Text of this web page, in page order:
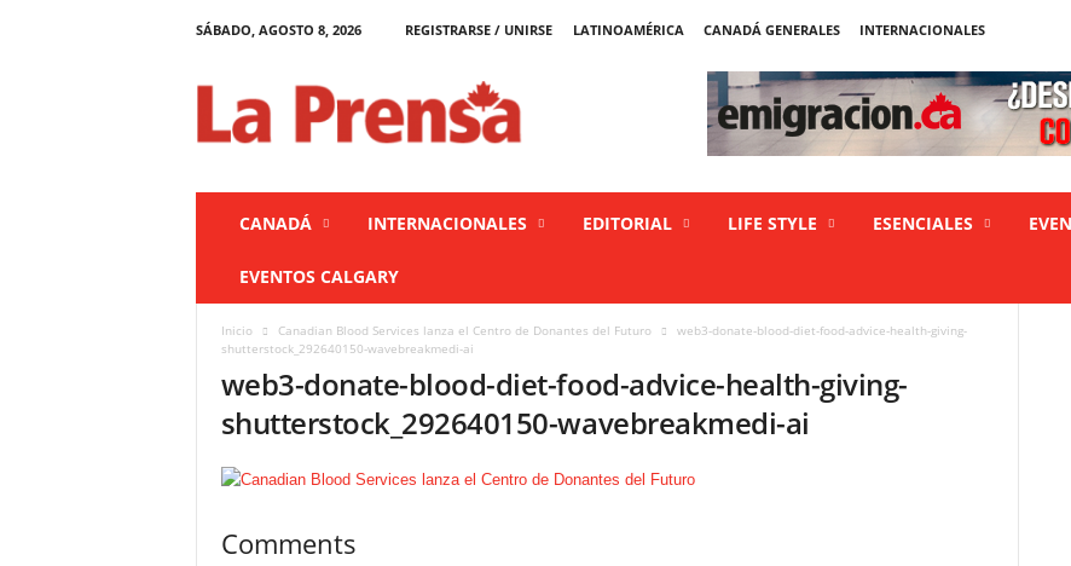
SÁBADO, AGOSTO 8, 2026 REGISTRARSE / UNIRSE LATINOAMÉRICA CANADÁ GENERALES
INTERNACIONALES
a
CANADÁ INTERNACIONALES EDITORIAL LIFE STYLE ESENCIALES
EVENTOS CALGARY
Inicio Canadian Blood Services lanza el Centro de Donantes del Futuro
web3-donate-blood-diet-food-advice-health-giving-
shutterstock_292640150-wavebreakmedi-ai
web3-donate-blood-diet-food-advice-health-giving-
shutterstock_292640150-wavebreakmedi-ai
Comments